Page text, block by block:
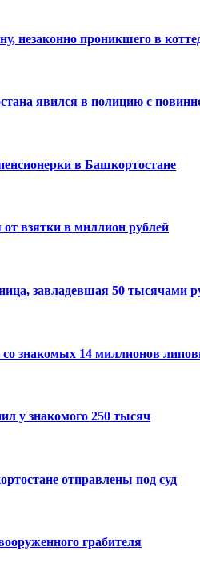
незаконно проникшего в
явился в полицию с
в Башкортостане
от взятки в миллион рублей
завладевшая 50 тысячами
знакомых 14 миллионов
у знакомого 250 тысяч
отправлены под суд
грабителя